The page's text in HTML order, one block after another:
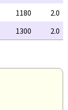
1180
2.0
1300
2.0